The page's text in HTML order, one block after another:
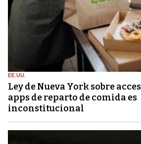
EE.UU.
Ley de Nueva York sobre
apps de reparto de comida es
inconstitucional